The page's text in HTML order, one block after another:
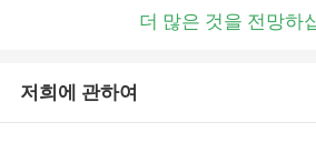
더 많은 것을 전망하
저희에 관하여